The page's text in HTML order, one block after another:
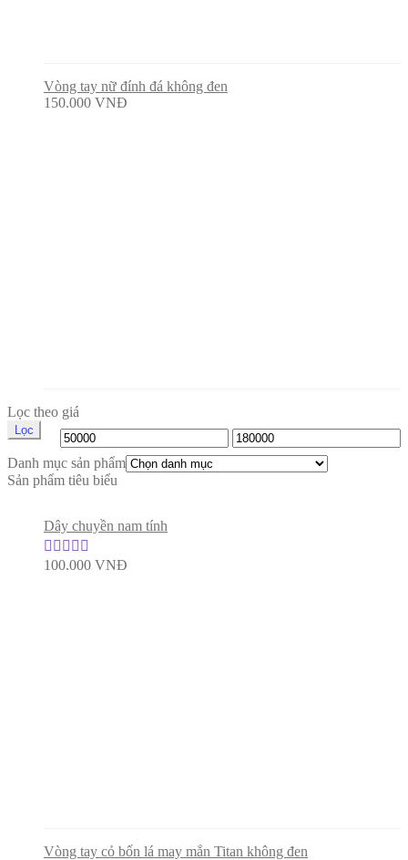
Vòng tay nữ đính đá không đen
150.000 VNĐ
Lọc theo giá
Lọc
Danh mục sản phẩm
Sản phẩm tiêu biểu
Dây chuyền nam tính
Được xếp
100.000 VNĐ
Vòng tay cỏ bốn lá may mắn Titan không đen